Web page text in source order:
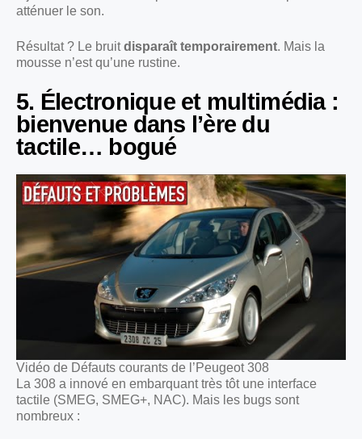
atténuer le son.
Résultat ? Le bruitdisparaît temporairement. Mais la
mousse n’est qu’une rustine.
5. Électronique et multimédia :
bienvenue dans l’ère du
tactile… bogué
Vidéo de Défauts courants de l’Peugeot 308
La 308 a innové en embarquant très tôt une interface
tactile (SMEG, SMEG+, NAC). Mais les bugs sont
nombreux :